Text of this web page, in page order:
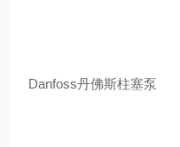
Danfoss丹佛斯柱塞泵